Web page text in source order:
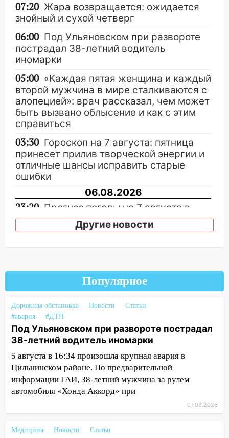
07:20 Жара возвращается: ожидается
знойный и сухой четверг
06:00 Под Ульяновском при развороте
пострадал 38-летний водитель
иномарки
05:00 «Каждая пятая женщина и каждый
второй мужчина в мире сталкиваются с
алопецией»: врач рассказал, чем может
быть вызвано облысение и как с этим
справиться
03:30 Гороскоп на 7 августа: пятница
принесет прилив творческой энергии и
отличные шансы исправить старые
ошибки
06.08.2026
23:20 Прогноз погоды на 7 августа в
Ульяновской области
В Ульяновской области
руководителя частной компании
наказали за сокрытие прошлого своего
сотрудник
18:02 В Ульяновск едут звезды
баскетбола!
17:08 Ульяновский областной суд
оставил в силе приговор руководству
«УльяновскФармации» за махинации на
3,2 млн рублей
Ульяновска успешно выступили на
Другие новости
Популярное
Дорожная обстановка Новости
Статьи
#авария
#ДТП
Под Ульяновском при развороте пострадал
38-летний водитель иномарки
5 августа в 16:34 произошла крупная авария в
Цильнинском районе. По предварительной
информации ГАИ, 38-летний мужчина за рулем
автомобиля «Хонда Аккорд» при
07.08.2026
Медицина Новости Статьи